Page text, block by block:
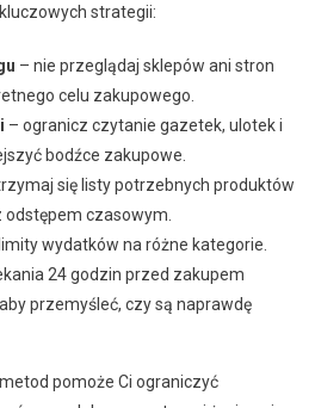
strategii:
– nie przeglądaj sklepów ani stron
celu zakupowego.
– ogranicz czytanie gazetek, ulotek i
bodźce zakupowe.
się listy potrzebnych produktów
czasowym.
wydatków na różne kategorie.
24 godzin przed zakupem
przemyśleć, czy są naprawdę
pomoże Ci ograniczyć